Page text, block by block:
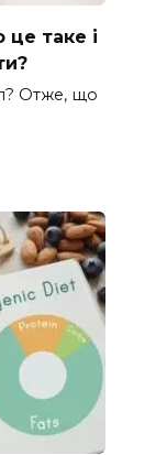
таке і
Отже, що